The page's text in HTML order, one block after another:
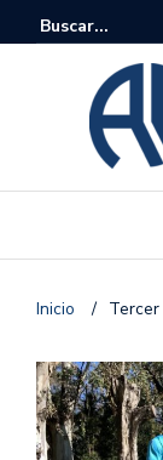
Inicio /